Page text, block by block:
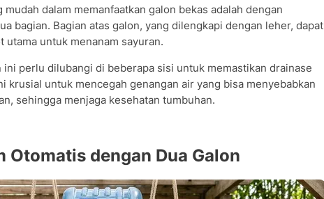
dalam memanfaatkan galon bekas adalah dengan
bagian. Bagian atas galon, yang dilengkapi dengan leher, dapat
utama untuk menanam sayuran.
ini perlu dilubangi di beberapa sisi untuk memastikan drainase
krusial untuk mencegah genangan air yang bisa menyebabkan
sehingga menjaga kesehatan tumbuhan.
Otomatis dengan Dua Galon